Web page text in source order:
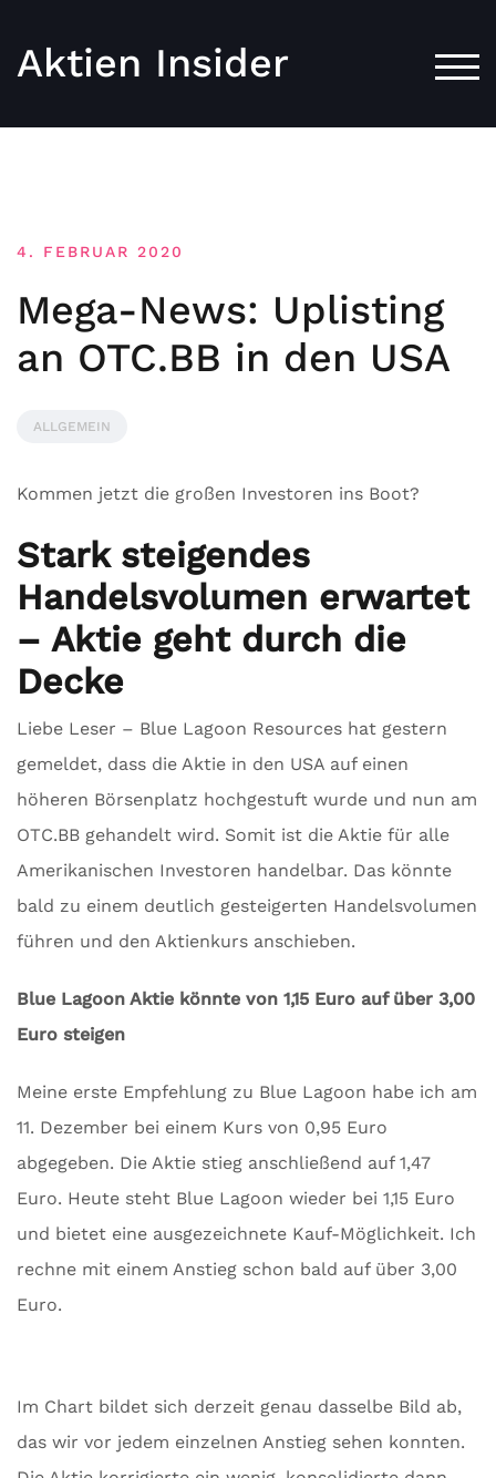
Aktien Insider
4. FEBRUAR 2020
Mega-News: Uplisting
an OTC.BB in den USA
ALLGEMEIN
Kommen jetzt die großen Investoren ins Boot?
Stark steigendes
Handelsvolumen erwartet
– Aktie geht durch die
Decke
Liebe Leser – Blue Lagoon Resources hat gestern
gemeldet, dass die Aktie in den USA auf einen
höheren Börsenplatz hochgestuft wurde und nun am
OTC.BB gehandelt wird. Somit ist die Aktie für alle
Amerikanischen Investoren handelbar. Das könnte
bald zu einem deutlich gesteigerten Handelsvolumen
führen und den Aktienkurs anschieben.
Blue Lagoon Aktie könnte von 1,15 Euro auf über 3,00
Euro steigen
Meine erste Empfehlung zu Blue Lagoon habe ich am
11. Dezember bei einem Kurs von 0,95 Euro
abgegeben. Die Aktie stieg anschließend auf 1,47
Euro. Heute steht Blue Lagoon wieder bei 1,15 Euro
und bietet eine ausgezeichnete Kauf-Möglichkeit. Ich
rechne mit einem Anstieg schon bald auf über 3,00
Euro.
Im Chart bildet sich derzeit genau dasselbe Bild ab,
das wir vor jedem einzelnen Anstieg sehen konnten.